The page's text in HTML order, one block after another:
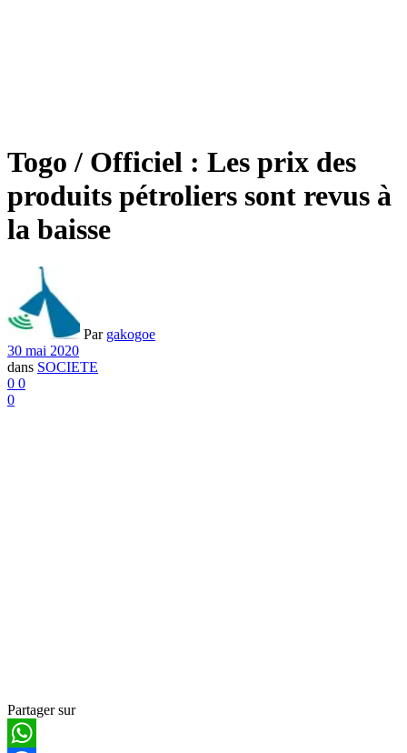
Togo / Officiel : Les prix des
produits pétroliers sont revus à
la baisse
Par gakogoe
30 mai 2020
dans SOCIETE
0 0
0
Partager sur